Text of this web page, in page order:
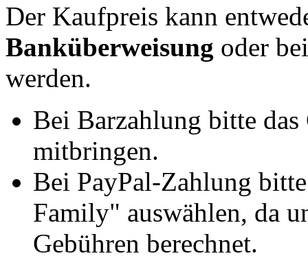
Der Kaufpreis kann
Banküberweisung oder
werden.
Bei Barzahlung bitte
mitbringen.
Bei PayPal-Zahlung
Family" auswählen, da
Gebühren berechnet.